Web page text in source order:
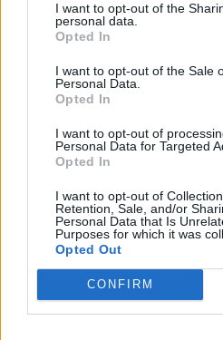
I want to opt-out of the
personal data.
Opted In
I want to opt-out of the Sale
Personal Data.
Opted In
I want to opt-out of
Personal Data for Targeted
Opted In
I want to opt-out of
Retention, Sale, and/or
Personal Data that Is
Purposes for which it was
Opted Out
CONFIRM
megmaradt romokat.
és mi az, ami tényleg
a kápolna
1400 körül